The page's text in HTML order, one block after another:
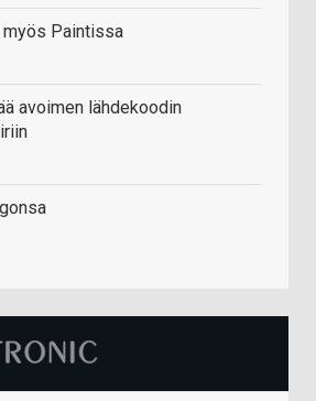
Paintissa
avoimen lähdekoodin